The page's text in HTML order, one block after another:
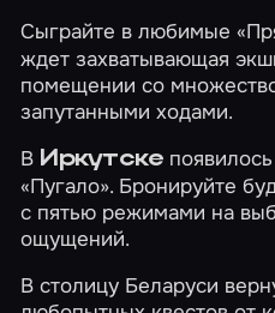
Сыграйте в любимые
ждет захватывающая
помещении со
запутанными ходами.
В Иркутске
«Пугало». Бронируйте
с пятью режимами на
ощущений.
В столицу Беларуси